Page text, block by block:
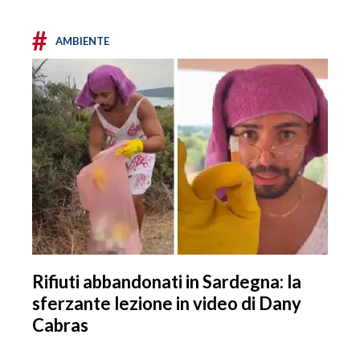
# AMBIENTE
Rifiuti abbandonati in Sardegna: la
sferzante lezione in video di Dany
Cabras